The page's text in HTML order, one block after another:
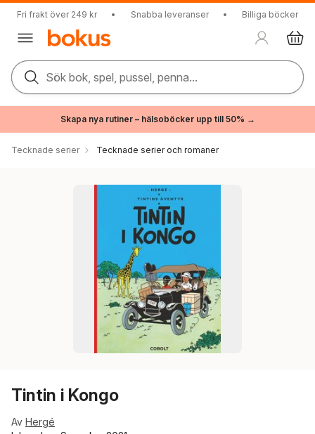
Fri frakt över 249 kr • Snabba leveranser • Billiga böcker
Sök bok, spel, pussel, penna...
Skapa nya rutiner – hälsoböcker upp till 50% →
Tecknade serier Tecknade serier och romaner
Tintin i Kongo
Av Hergé